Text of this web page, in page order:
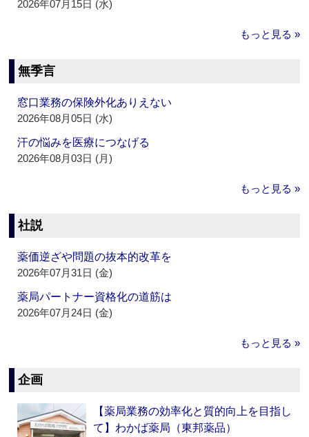
2026年07月15日 (水)
もっと見る »
無季言
窓口業務の保険外化ありえない
2026年08月05日 (水)
汗の悩みを医療につなげる
2026年08月03日 (月)
もっと見る »
社説
薬価逆ざや問題の抜本的改革を
2026年07月31日 (金)
薬局パートナー資格化の道筋は
2026年07月24日 (金)
もっと見る »
企画
【薬局業務の効率化と質的向上を目指し
て】わかば薬局（東邦薬品）